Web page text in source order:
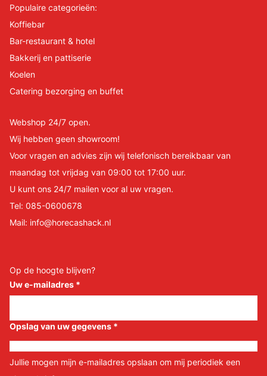
Populaire categorieën:
Koffiebar
Bar-restaurant & hotel
Bakkerij en pattiserie
Koelen
Catering bezorging en buffet
Webshop 24/7 open.
Wij hebben geen showroom!
Voor vragen en advies zijn wij telefonisch bereikbaar van
maandag tot vrijdag van 09:00 tot 17:00 uur.
U kunt ons 24/7 mailen voor al uw vragen.
Tel: 085-0600678
Mail: info@horecashack.nl
Op de hoogte blijven?
Uw e-mailadres *
Opslag van uw gegevens *
Jullie mogen mijn e-mailadres opslaan om mij periodiek een